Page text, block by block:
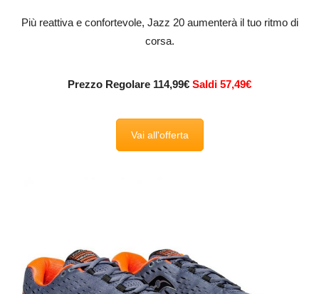
Più reattiva e confortevole, Jazz 20 aumenterà il tuo ritmo di
corsa.
Prezzo Regolare 114,99€ Saldi 57,49€
Vai all'offerta